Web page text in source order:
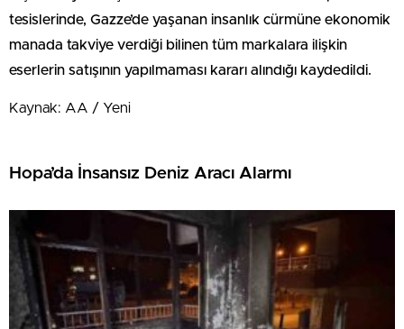
tesislerinde, Gazze’de yaşanan insanlık cürmüne ekonomik
manada takviye verdiği bilinen tüm markalara ilişkin
eserlerin satışının yapılmaması kararı alındığı kaydedildi.
Kaynak: AA / Yeni
Hopa’da İnsansız Deniz Aracı Alarmı